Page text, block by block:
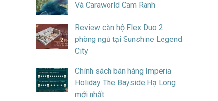
Và Caraworld Cam Ranh
Review căn hộ Flex Duo 2
phòng ngủ tại Sunshine Legend
City
Chính sách bán hàng Imperia
Holiday The Bayside Hạ Long
mới nhất